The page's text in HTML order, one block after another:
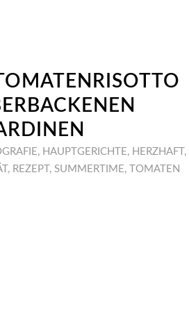
, HAUPTGERICHTE, HERZHAFT ,
, REZEPT , SUMMERTIME, TOMATEN